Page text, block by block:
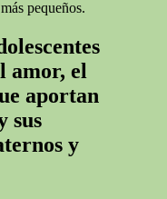
pequeños.
amor, el
aportan
sus
y